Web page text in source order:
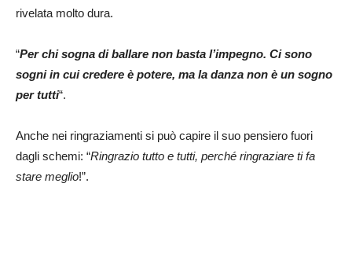
rivelata molto dura.
“Per chi sogna di ballare non basta l’impegno. Ci sono
sogni in cui credere è potere, ma la danza non è un sogno
per tutti“.
Anche nei ringraziamenti si può capire il suo pensiero fuori
dagli schemi: “Ringrazio tutto e tutti, perché ringraziare ti fa
stare meglio!”.